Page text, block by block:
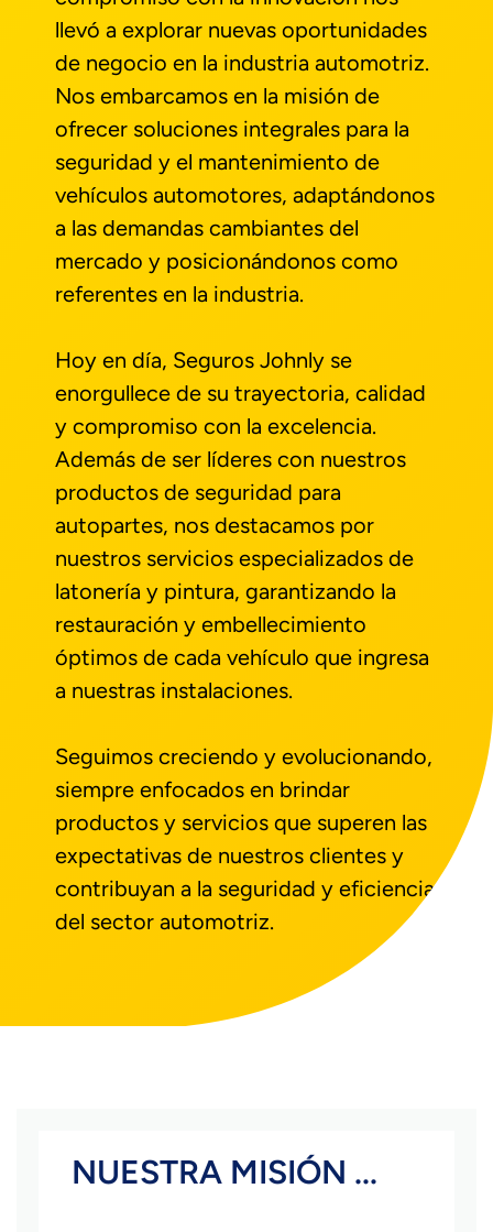
llevó a explorar nuevas oportunidades
de negocio en la industria automotriz.
Nos embarcamos en la misión de
ofrecer soluciones integrales para la
seguridad y el mantenimiento de
vehículos automotores, adaptándonos
a las demandas cambiantes del
mercado y posicionándonos como
referentes en la industria.
Hoy en día, Seguros Johnly se
enorgullece de su trayectoria, calidad
y compromiso con la excelencia.
Además de ser líderes con nuestros
productos de seguridad para
autopartes, nos destacamos por
nuestros servicios especializados de
latonería y pintura, garantizando la
restauración y embellecimiento
óptimos de cada vehículo que ingresa
a nuestras instalaciones.
Seguimos creciendo y evolucionando,
siempre enfocados en brindar
productos y servicios que superen las
expectativas de nuestros clientes y
contribuyan a la seguridad y eficiencia
del sector automotriz.
NUESTRA MISIÓN ...